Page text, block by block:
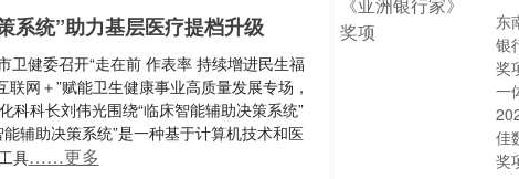
系统”助力基层医疗提档升级
卫健委召开“走在前 作表率 持续增进民生福
网＋”赋能卫生健康事业高质量发展专场，
科科长刘伟光围绕“临床智能辅助决策系统”
辅助决策系统”是一种基于计算机技术和医
具……更多
东
银
奖
一
佳
奖